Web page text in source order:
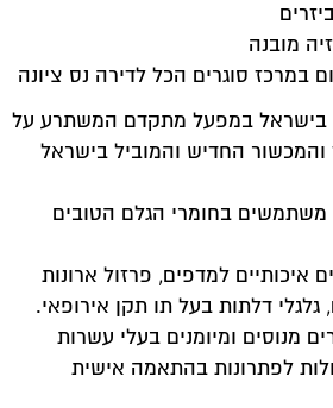
מובנה
במרכז סוגרים הכל לדירה נס ציונה
בישראל במפעל מתקדם המשתרע על
והמכשור החדיש והמוביל בישראל
משתמשים בחומרי הגלם הטובים
איכותיים למדפים, פרזול ארונות
דלתות בעל תו תקן אירופאי.
מנוסים ומיומנים בעלי עשרות
לפתרונות בהתאמה אישית